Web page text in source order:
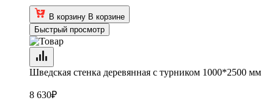
В корзину В корзине
Быстрый просмотр
Шведская стенка деревянная с турником 1000*2500 мм
8 630₽